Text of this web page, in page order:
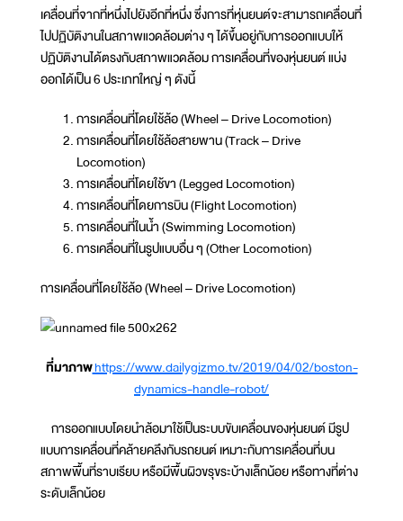
เคลื่อนที่จากที่หนึ่งไปยังอีกที่หนึ่ง ซึ่งการที่หุ่นยนต์จะสามารถเคลื่อนที่
ไปปฏิบัติงานในสภาพแวดล้อมต่าง ๆ ได้ขึ้นอยู่กับการออกแบบให้
ปฏิบัติงานได้ตรงกับสภาพแวดล้อม การเคลื่อนที่ของหุ่นยนต์ แบ่ง
ออกได้เป็น 6 ประเภทใหญ่ ๆ ดังนี้
การเคลื่อนที่โดยใช้ล้อ (Wheel – Drive Locomotion)
การเคลื่อนที่โดยใช้ล้อสายพาน (Track – Drive
Locomotion)
การเคลื่อนที่โดยใช้ขา (Legged Locomotion)
การเคลื่อนที่โดยการบิน (Flight Locomotion)
การเคลื่อนที่ในน้ำ (Swimming Locomotion)
การเคลื่อนที่ในรูปแบบอื่น ๆ (Other Locomotion)
การเคลื่อนที่โดยใช้ล้อ (Wheel – Drive Locomotion)
ที่มาภาพhttps://www.dailygizmo.tv/2019/04/02/boston-
dynamics-handle-robot/
การออกแบบโดยนำล้อมาใช้เป็นระบบขับเคลื่อนของหุ่นยนต์ มีรูป
แบบการเคลื่อนที่คล้ายคลึงกับรถยนต์ เหมาะกับการเคลื่อนที่บน
สภาพพื้นที่ราบเรียบ หรือมีพื้นผิวขรุขระบ้างเล็กน้อย หรือทางที่ต่าง
ระดับเล็กน้อย